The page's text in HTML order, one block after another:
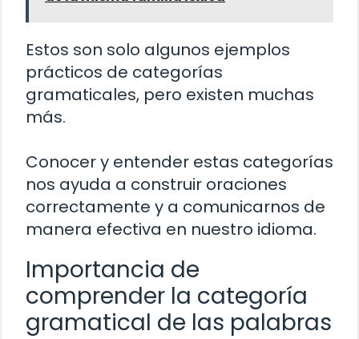
Estos son solo algunos ejemplos
prácticos de categorías
gramaticales, pero existen muchas
más.
Conocer y entender estas categorías
nos ayuda a construir oraciones
correctamente y a comunicarnos de
manera efectiva en nuestro idioma.
Importancia de
comprender la categoría
gramatical de las palabras